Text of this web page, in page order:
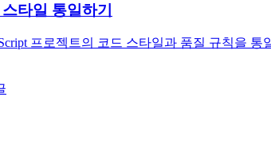
타일 통일하기
프로젝트의 코드 스타일과 품질 규칙을